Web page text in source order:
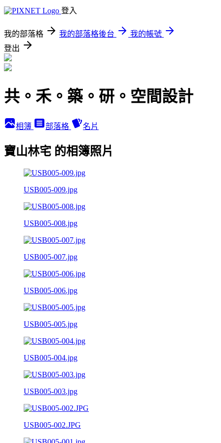
登入
我的部落格 我的部落格後台
我的帳號
登出
共。禾。築。研。空間設計
相簿 部落格 名片
寶山林宅 的相簿照片
USB005-009.jpg
USB005-008.jpg
USB005-007.jpg
USB005-006.jpg
USB005-005.jpg
USB005-004.jpg
USB005-003.jpg
USB005-002.JPG